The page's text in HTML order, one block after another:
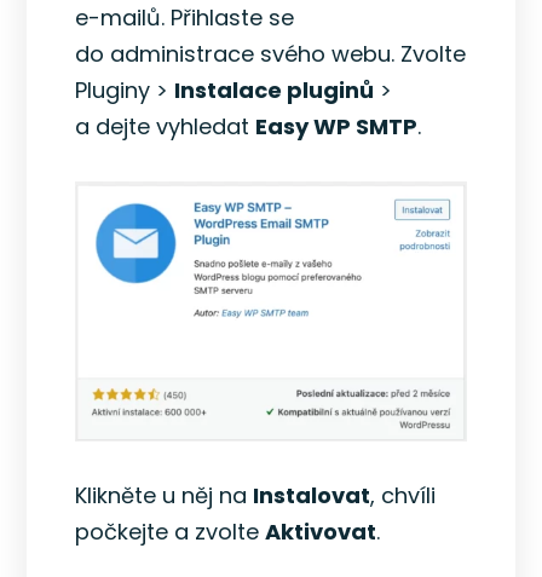
e-mailů. Přihlaste se
do administrace svého webu. Zvolte
Pluginy > Instalace pluginů >
a dejte vyhledat Easy WP SMTP.
Klikněte u něj na Instalovat, chvíli
počkejte a zvolteAktivovat.